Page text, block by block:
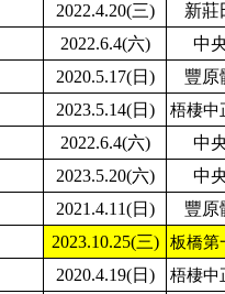
2022.4.20(三)
新莊
2022.6.4(六)
中
2020.5.17(日)
豐原
2023.5.14(日) 梧棲中
2022.6.4(六)
中
2023.5.20(六)
中
2021.4.11(日)
豐原
2023.10.25(三) 板橋第
2020.4.19(日) 梧棲中